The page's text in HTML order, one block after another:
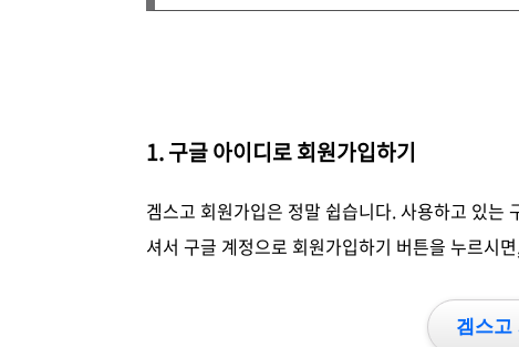
1. 구글 아이디로 회원가입하기
겜스고 회원가입은 정말 쉽습니다. 사용하고 있는
셔서 구글 계정으로 회원가입하기 버튼을 누르시
겜스고